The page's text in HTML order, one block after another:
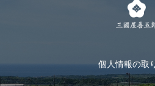
個人情報の取